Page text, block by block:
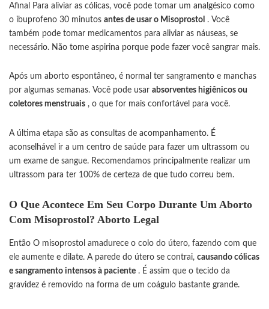
Afinal Para aliviar as cólicas, você pode tomar um analgésico como
o ibuprofeno 30 minutos antes de usar o Misoprostol . Você
também pode tomar medicamentos para aliviar as náuseas, se
necessário. Não tome aspirina porque pode fazer você sangrar mais.
Após um aborto espontâneo, é normal ter sangramento e manchas
por algumas semanas. Você pode usar absorventes higiênicos ou
coletores menstruais , o que for mais confortável para você.
A última etapa são as consultas de acompanhamento. É
aconselhável ir a um centro de saúde para fazer um ultrassom ou
um exame de sangue. Recomendamos principalmente realizar um
ultrassom para ter 100% de certeza de que tudo correu bem.
O Que Acontece Em Seu Corpo Durante Um Aborto
Com Misoprostol? Aborto Legal
Então O misoprostol amadurece o colo do útero, fazendo com que
ele aumente e dilate. A parede do útero se contrai, causando cólicas
e sangramento intensos à paciente . É assim que o tecido da
gravidez é removido na forma de um coágulo bastante grande.